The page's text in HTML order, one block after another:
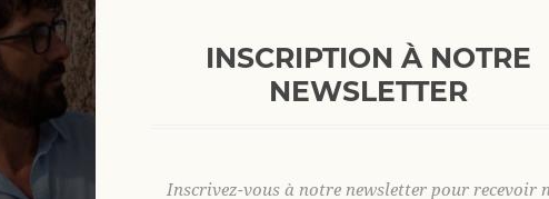
INSCRIPTION À NOTRE
NEWSLETTER
Inscrivez-vous à notre newsletter pour recevoir